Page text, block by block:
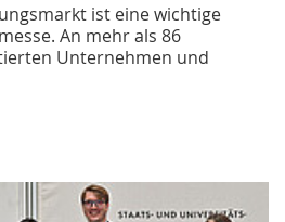
ist eine wichtige
An mehr als 86
Unternehmen und